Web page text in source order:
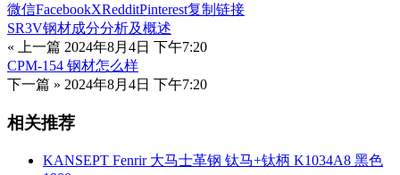
微信FacebookXRedditPinterest复制链接
SR3V钢材成分分析及概述
« 上一篇 2024年8月4日 下午7:20
CPM-154 钢材怎么样
下一篇 » 2024年8月4日 下午7:20
相关推荐
KANSEPT Fenrir 大马士革钢 钛马+钛柄 K1034A8 黑色